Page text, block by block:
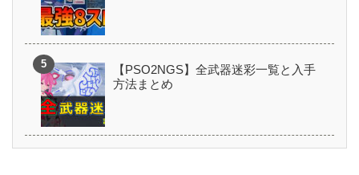
【PSO2NGS】全武器迷彩一覧と入手
方法まとめ